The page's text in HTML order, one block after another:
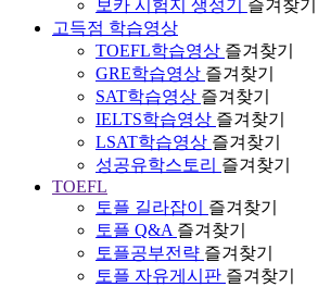
보카 시험지 생성기
즐겨찾기
고득점 학습영상
TOEFL학습영상 즐겨찾기
GRE학습영상 즐겨찾기
SAT학습영상 즐겨찾기
IELTS학습영상 즐겨찾기
LSAT학습영상 즐겨찾기
성공유학스토리 즐겨찾기
TOEFL
토플 길라잡이
즐겨찾기
토플 Q&A 즐겨찾기
토플공부전략 즐겨찾기
토플 자유게시판 즐겨찾기